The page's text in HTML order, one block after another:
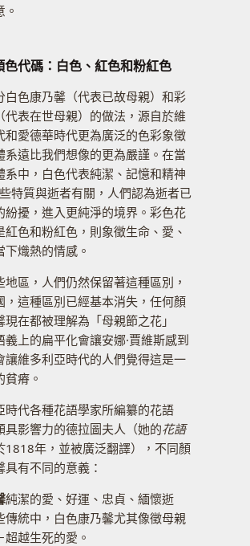
色代碼：白色、紅色和粉紅色
白色康乃馨（代表已故母親）和彩
代表在世母親）的做法，源自於維
和愛德華時代更為廣泛的色彩象徵
系遠比我們想像的更為嚴謹。在當
系中，白色代表純潔、記憶和精神
特質與逝者有關，人們認為逝者已
紛擾，進入更純淨的境界。彩色花
紅色和粉紅色，則象徵生命、愛、
下熾熱的情感。
地區，人們仍然保留著這種區別，
，這種區別已經基本消失，任何顏
在都被理解為「母親節之花」
上的扁平化會讓安娜·賈維斯感到
讓維多利亞時代的人們覺得這是一
瘠。
時代各種花語學家所編纂的花語
具影響力的德拉圖夫人（她的花語
1818年，並被廣泛翻譯），不同顏
有不同的意義：
純潔的愛、好運、忠貞、緬懷逝
傳統中，白色康乃馨尤其像徵母親
超越生死的愛。